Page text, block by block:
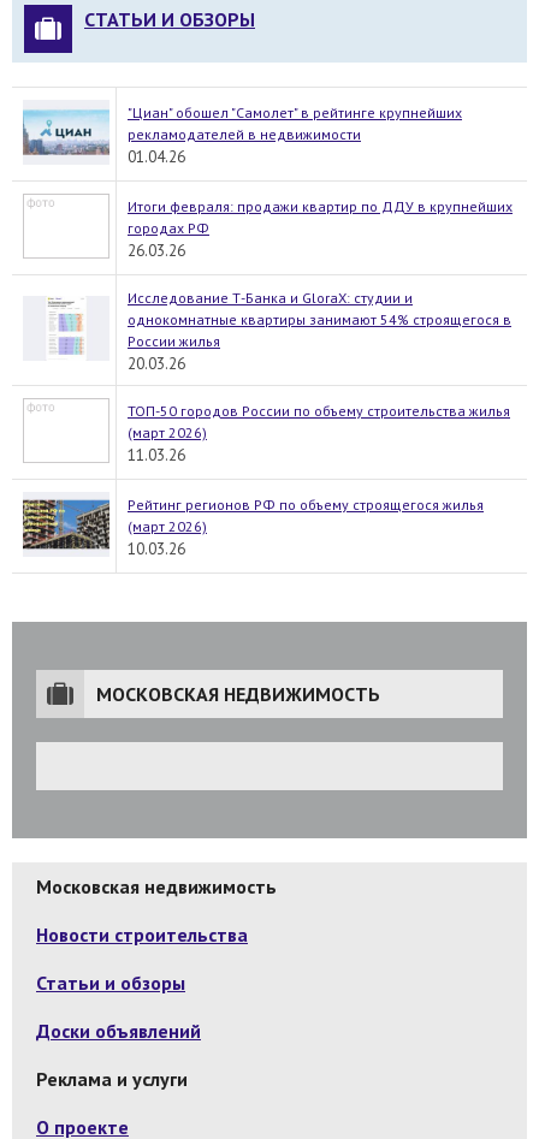
СТАТЬИ И ОБЗОРЫ
"Циан" обошел "Самолет" в рейтинге крупнейших
рекламодателей в недвижимости
01.04.26
Итоги февраля: продажи квартир по ДДУ в крупнейших
городах РФ
26.03.26
Исследование Т-Банка и GloraX: студии и
однокомнатные квартиры занимают 54% строящегося в
России жилья
20.03.26
ТОП-50 городов России по объему строительства жилья
(март 2026)
11.03.26
Рейтинг регионов РФ по объему строящегося жилья
(март 2026)
10.03.26
МОСКОВСКАЯ НЕДВИЖИМОСТЬ
Московская недвижимость
Новости строительства
Статьи и обзоры
Доски объявлений
Реклама и услуги
О проекте